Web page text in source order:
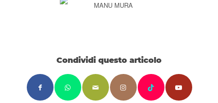
MANU MURA
Condividi questo articolo